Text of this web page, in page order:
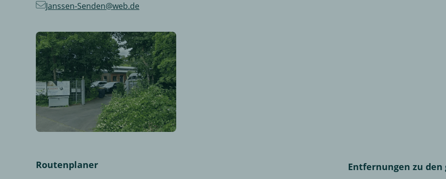
Janssen-Senden@web.de
Routenplaner Entfernungen zu